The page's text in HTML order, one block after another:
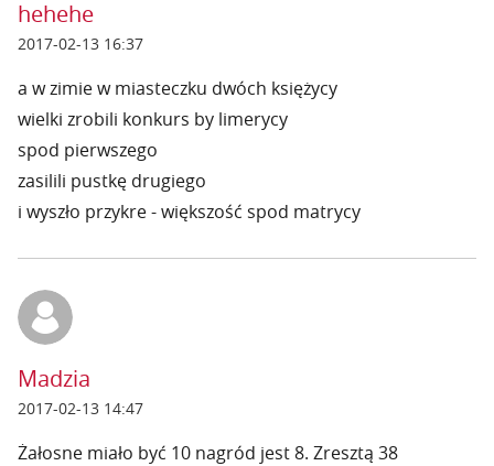
hehehe
2017-02-13 16:37
a w zimie w miasteczku dwóch księżycy
wielki zrobili konkurs by limerycy
spod pierwszego
zasilili pustkę drugiego
i wyszło przykre - większość spod matrycy
Madzia
2017-02-13 14:47
Żałosne miało być 10 nagród jest 8. Zresztą 38